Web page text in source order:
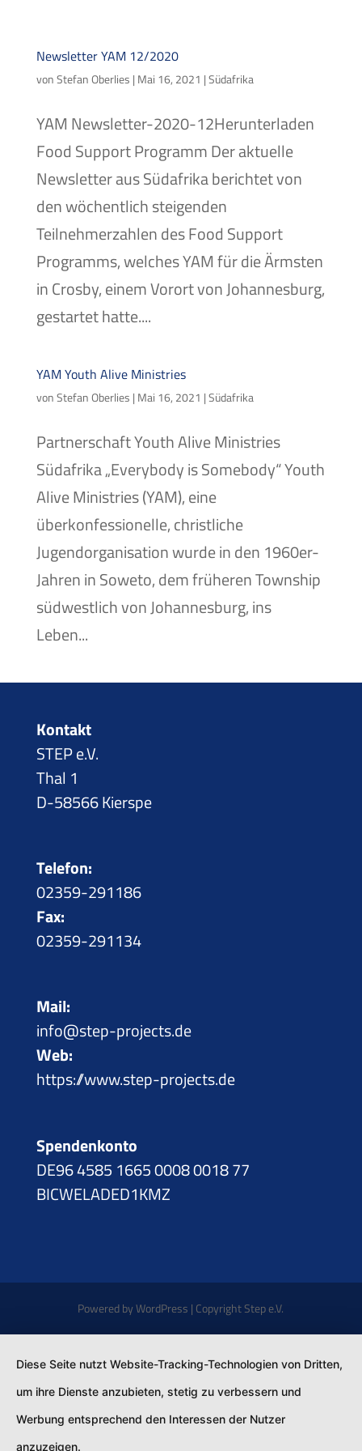
Newsletter YAM 12/2020
vonStefan Oberlies | Mai 16, 2021 |Südafrika
YAM Newsletter-2020-12Herunterladen
Food Support Programm Der aktuelle
Newsletter aus Südafrika berichtet von
den wöchentlich steigenden
Teilnehmerzahlen des Food Support
Programms, welches YAM für die Ärmsten
in Crosby, einem Vorort von Johannesburg,
gestartet hatte....
YAM Youth Alive Ministries
vonStefan Oberlies | Mai 16, 2021 |Südafrika
Partnerschaft Youth Alive Ministries
Südafrika „Everybody is Somebody“ Youth
Alive Ministries (YAM), eine
überkonfessionelle, christliche
Jugendorganisation wurde in den 1960er-
Jahren in Soweto, dem früheren Township
südwestlich von Johannesburg, ins
Leben...
Kontakt
STEP e.V.
Thal 1
D-58566 Kierspe
Telefon:
02359-291186
Fax:
02359-291134
Mail:
info@step-projects.de
Web:
https://www.step-projects.de
Spendenkonto
DE96 4585 1665 0008 0018 77
BICWELADED1KMZ
Powered by WordPress | Copyright Step e.V.
Diese Seite nutzt Website-Tracking-Technologien von Dritten,
um ihre Dienste anzubieten, stetig zu verbessern und
Werbung entsprechend den Interessen der Nutzer
anzuzeigen.